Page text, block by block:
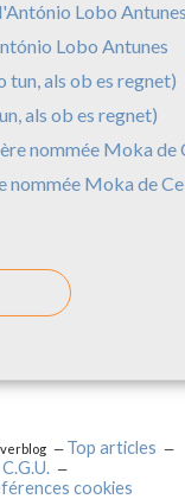
Lobo Antunes
als ob es regnet)
nommée Moka de
Top articles
C.G.U.
cookies